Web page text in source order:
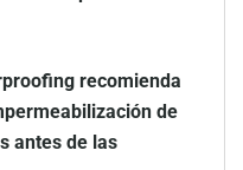
recomienda
de
antes de las